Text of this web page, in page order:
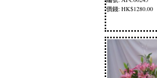
價錢: HK$1280.00